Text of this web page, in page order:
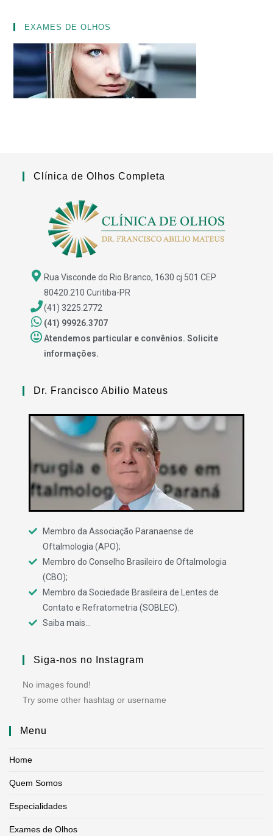
EXAMES DE OLHOS
Clínica de Olhos Completa
Rua Visconde do Rio Branco, 1630 cj 501 CEP
80420.210 Curitiba-PR
(41) 3225.2772
(41) 99926.3707
Atendemos particular e convênios. Solicite
informações.
Dr. Francisco Abilio Mateus
Membro da Associação Paranaense de
Oftalmologia (APO);
Membro do Conselho Brasileiro de Oftalmologia
(CBO);
Membro da Sociedade Brasileira de Lentes de
Contato e Refratometria (SOBLEC).
Saiba mais...
Siga-nos no Instagram
No images found!
Try some other hashtag or username
Menu
Home
Quem Somos
Especialidades
Exames de Olhos